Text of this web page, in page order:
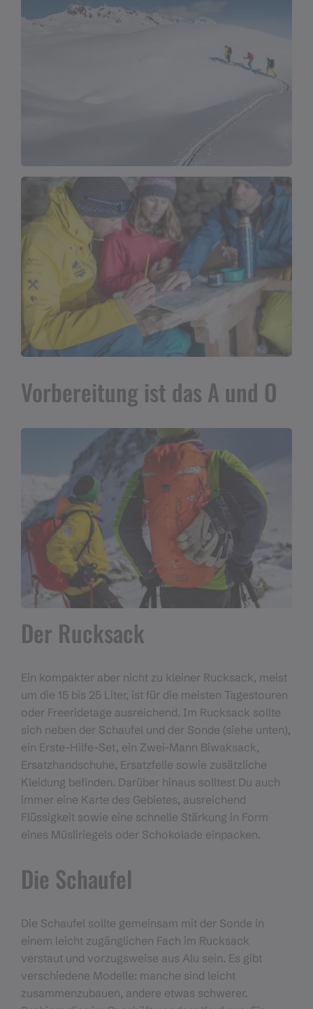
Vorbereitung ist das A und O
Der Rucksack
Ein kompakter aber nicht zu kleiner Rucksack, meist
um die 15 bis 25 Liter, ist für die meisten Tagestouren
oder Freeridetage ausreichend. Im Rucksack sollte
sich neben der Schaufel und der Sonde (siehe unten),
ein Erste-Hilfe-Set, ein Zwei-Mann Biwaksack,
Ersatzhandschuhe, Ersatzfelle sowie zusätzliche
Kleidung befinden. Darüber hinaus solltest Du auch
immer eine Karte des Gebietes, ausreichend
Flüssigkeit sowie eine schnelle Stärkung in Form
eines Müsliriegels oder Schokolade einpacken.
Die Schaufel
Die Schaufel sollte gemeinsam mit der Sonde in
einem leicht zugänglichen Fach im Rucksack
verstaut und vorzugsweise aus Alu sein. Es gibt
verschiedene Modelle: manche sind leicht
zusammenzubauen, andere etwas schwerer.